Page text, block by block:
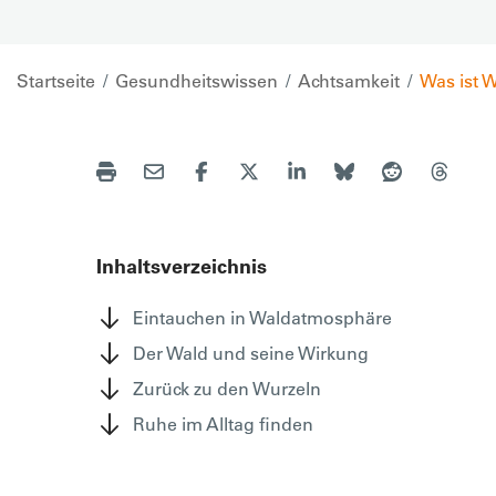
Startseite Gesundheitswissen Achtsamkeit Was ist
Inhaltsverzeichnis
Eintauchen in Waldatmosphäre
Der Wald und seine Wirkung
Zurück zu den Wurzeln
Ruhe im Alltag finden